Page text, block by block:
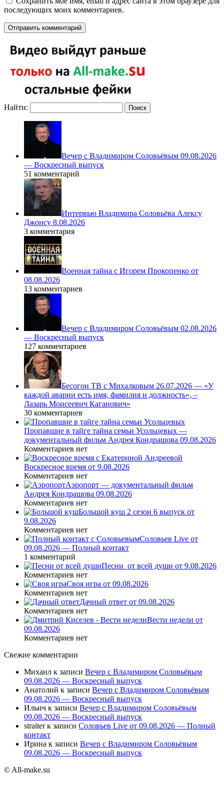
последующих моих комментариев.
Найти:
Вечер с Владимиром Соловьёвым 09.08.2026
— Воскресный выпуск
51 комментарий
Интервью Владимира Соловьёва Алексу
Джонсу 8.08.2026
3 комментария
Военная тайна с Игорем Прокопенко от
08.08.2026
13 комментариев
Вечер с Владимиром Соловьёвым 02.08.2026
— Воскресный выпуск
127 комментариев
Бесогон ТВ с Михалковым 26.07.2026 — «У
каждой аварии есть имя, фамилия и должность», –
Лазарь Моисеевич Каганович»
30 комментариев
Пропавшие в тайге тайна семьи Усольцевых —
документальный фильм Андрея Кондрашова 09.08.2026
Комментариев нет
Воскресное время от 9.08.2026
Комментариев нет
Аэропорт — документальный фильм
Андрея Кондрашова 09.08.2026
Комментариев нет
Большой куш 2 сезон 6 выпуск от
9.08.2026
Комментариев нет
Соловьев Live от
09.08.2026 — Полный контакт
1 комментарий
Песни_от всей души от 9.08.2026
Комментариев нет
Своя игра от 09.08.2026
Комментариев нет
Дачный ответ от 09.08.2026
Комментариев нет
Вести недели от
09.08.2026
Комментариев нет
Свежие комментарии
Михаил к записи Вечер с Владимиром Соловьёвым
09.08.2026 — Воскресный выпуск
Анатолий к записи Вечер с Владимиром Соловьёвым
09.08.2026 — Воскресный выпуск
Ильич к записи Вечер с Владимиром Соловьёвым
09.08.2026 — Воскресный выпуск
straiterк записи Соловьев Live от 09.08.2026 — Полный
контакт
Ирина к записи Вечер с Владимиром Соловьёвым
09.08.2026 — Воскресный выпуск
© All-make.su